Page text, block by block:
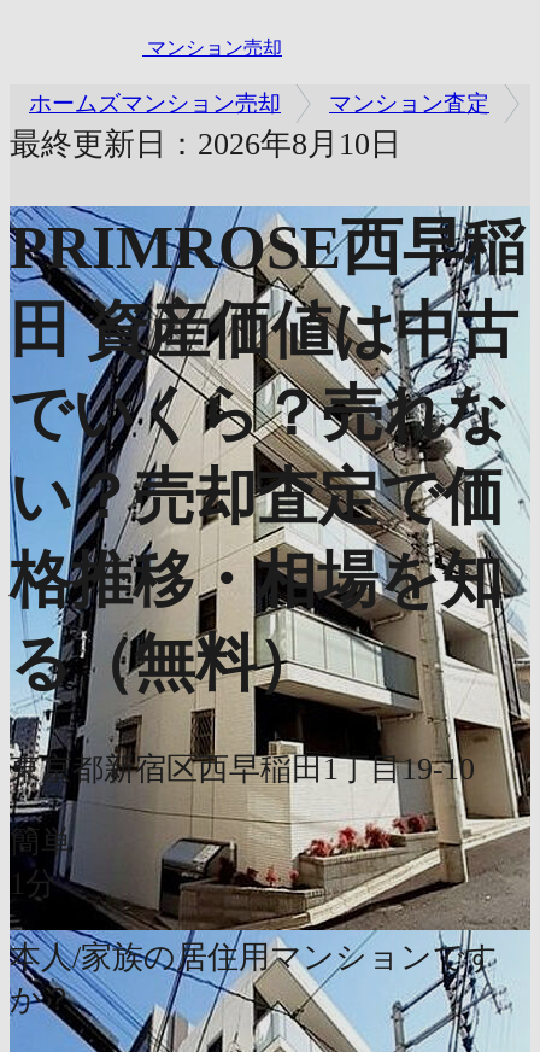
マンション売却
ホームズマンション売却 マンション査定
最終更新日：2026年8月10日
PRIMROSE西早稲
田 資産価値は中古
でいくら？売れな
い？売却査定で価
格推移・相場を知
る（無料）
東京都新宿区西早稲田1丁目19-10
簡単
1分
本人/家族の居住用マンションです
か？